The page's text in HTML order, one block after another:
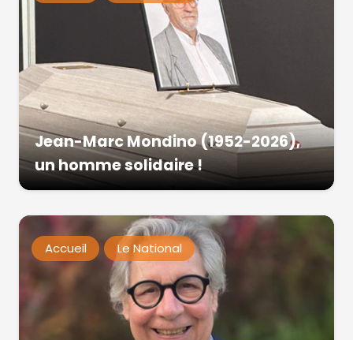
Jean-Marc Mondino (1952-2026),
un homme solidaire !
Accueil Le National